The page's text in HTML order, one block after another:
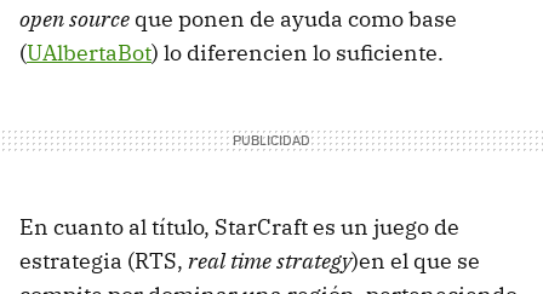
open source que ponen de ayuda como base
(UAlbertaBot) lo diferencien lo suficiente.
En cuanto al título, StarCraft es un juego de
estrategia (RTS, real time strategy)en el que se